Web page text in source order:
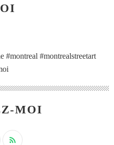
#montreal #montrealstreetart
MOI